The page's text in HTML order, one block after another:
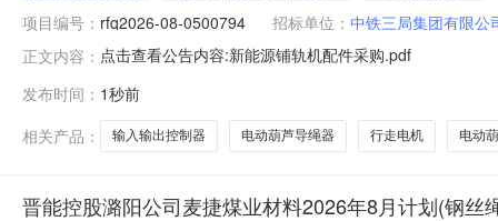
项目编号： rfq2026-08-0500794 招标单位： 中铁三局集团有限公
正文内容： 点击查看公告内容:新能源铺轨机配件采购.pdf
发布时间： 1秒前
相关产品：
输入输出控制器 电动葫芦导绳器 行走电机 电动
晋能控股潞阳公司麦捷煤业材料2026年8月计划(钢